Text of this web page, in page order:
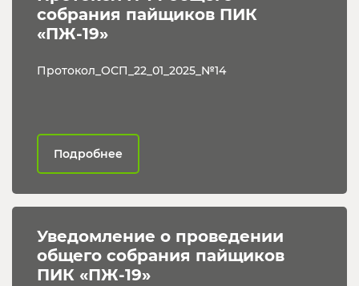
собрания пайщиков ПИК
«ПЖ-19»
Протокол_ОСП_22_01_2025_№14
Подробнее
Уведомление о проведении
общего собрания пайщиков
ПИК «ПЖ-19»